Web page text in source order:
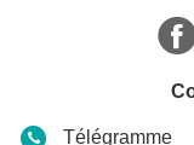
Télégramme